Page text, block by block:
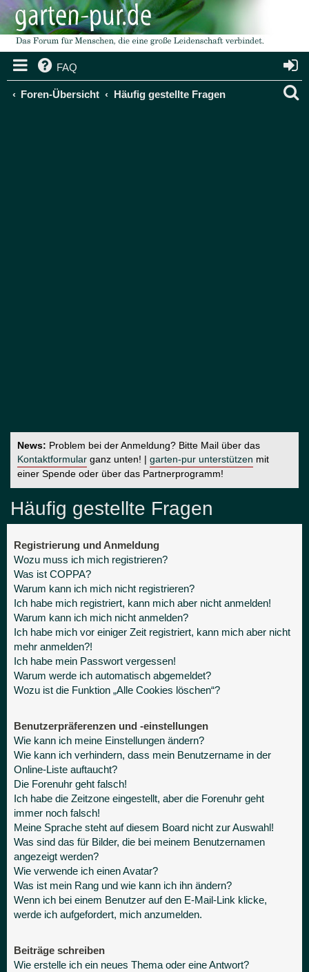
FAQ
Foren-Übersicht Häufig gestellte Fragen
News: Problem bei der Anmeldung? Bitte Mail über das
Kontaktformular ganz unten! | garten-pur unterstützen mit
einer Spende oder über das Partnerprogramm!
Häufig gestellte Fragen
Registrierung und Anmeldung
Wozu muss ich mich registrieren?
Was ist COPPA?
Warum kann ich mich nicht registrieren?
Ich habe mich registriert, kann mich aber nicht anmelden!
Warum kann ich mich nicht anmelden?
Ich habe mich vor einiger Zeit registriert, kann mich aber nicht
mehr anmelden?!
Ich habe mein Passwort vergessen!
Warum werde ich automatisch abgemeldet?
Wozu ist die Funktion „Alle Cookies löschen“?
Benutzerpräferenzen und -einstellungen
Wie kann ich meine Einstellungen ändern?
Wie kann ich verhindern, dass mein Benutzername in der
Online-Liste auftaucht?
Die Forenuhr geht falsch!
Ich habe die Zeitzone eingestellt, aber die Forenuhr geht
immer noch falsch!
Meine Sprache steht auf diesem Board nicht zur Auswahl!
Was sind das für Bilder, die bei meinem Benutzernamen
angezeigt werden?
Wie verwende ich einen Avatar?
Was ist mein Rang und wie kann ich ihn ändern?
Wenn ich bei einem Benutzer auf den E-Mail-Link klicke,
werde ich aufgefordert, mich anzumelden.
Beiträge schreiben
Wie erstelle ich ein neues Thema oder eine Antwort?